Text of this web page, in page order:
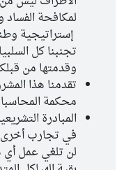
لمكافحة
إستراتيجية
تجنبنا كل
وقدمتها من
تقدمنا هذا
محكمة
المبادرة
في تجارب أخرى
لن تلغي عمل أي